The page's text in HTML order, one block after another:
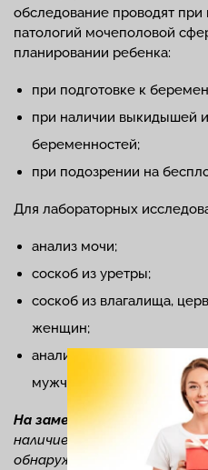
обследование проводят при
патологий мочеполовой
планировании ребенка:
при подготовке к
при наличии выкидышей
беременностей;
при подозрении на
Для лабораторных
анализ мочи;
соскоб из уретры;
соскоб из влагалища,
женщин;
анализ секрета
мужчин (при
На заметку! Если
наличие уреаплазмы, это не
обнаружен уреаплазмоз.